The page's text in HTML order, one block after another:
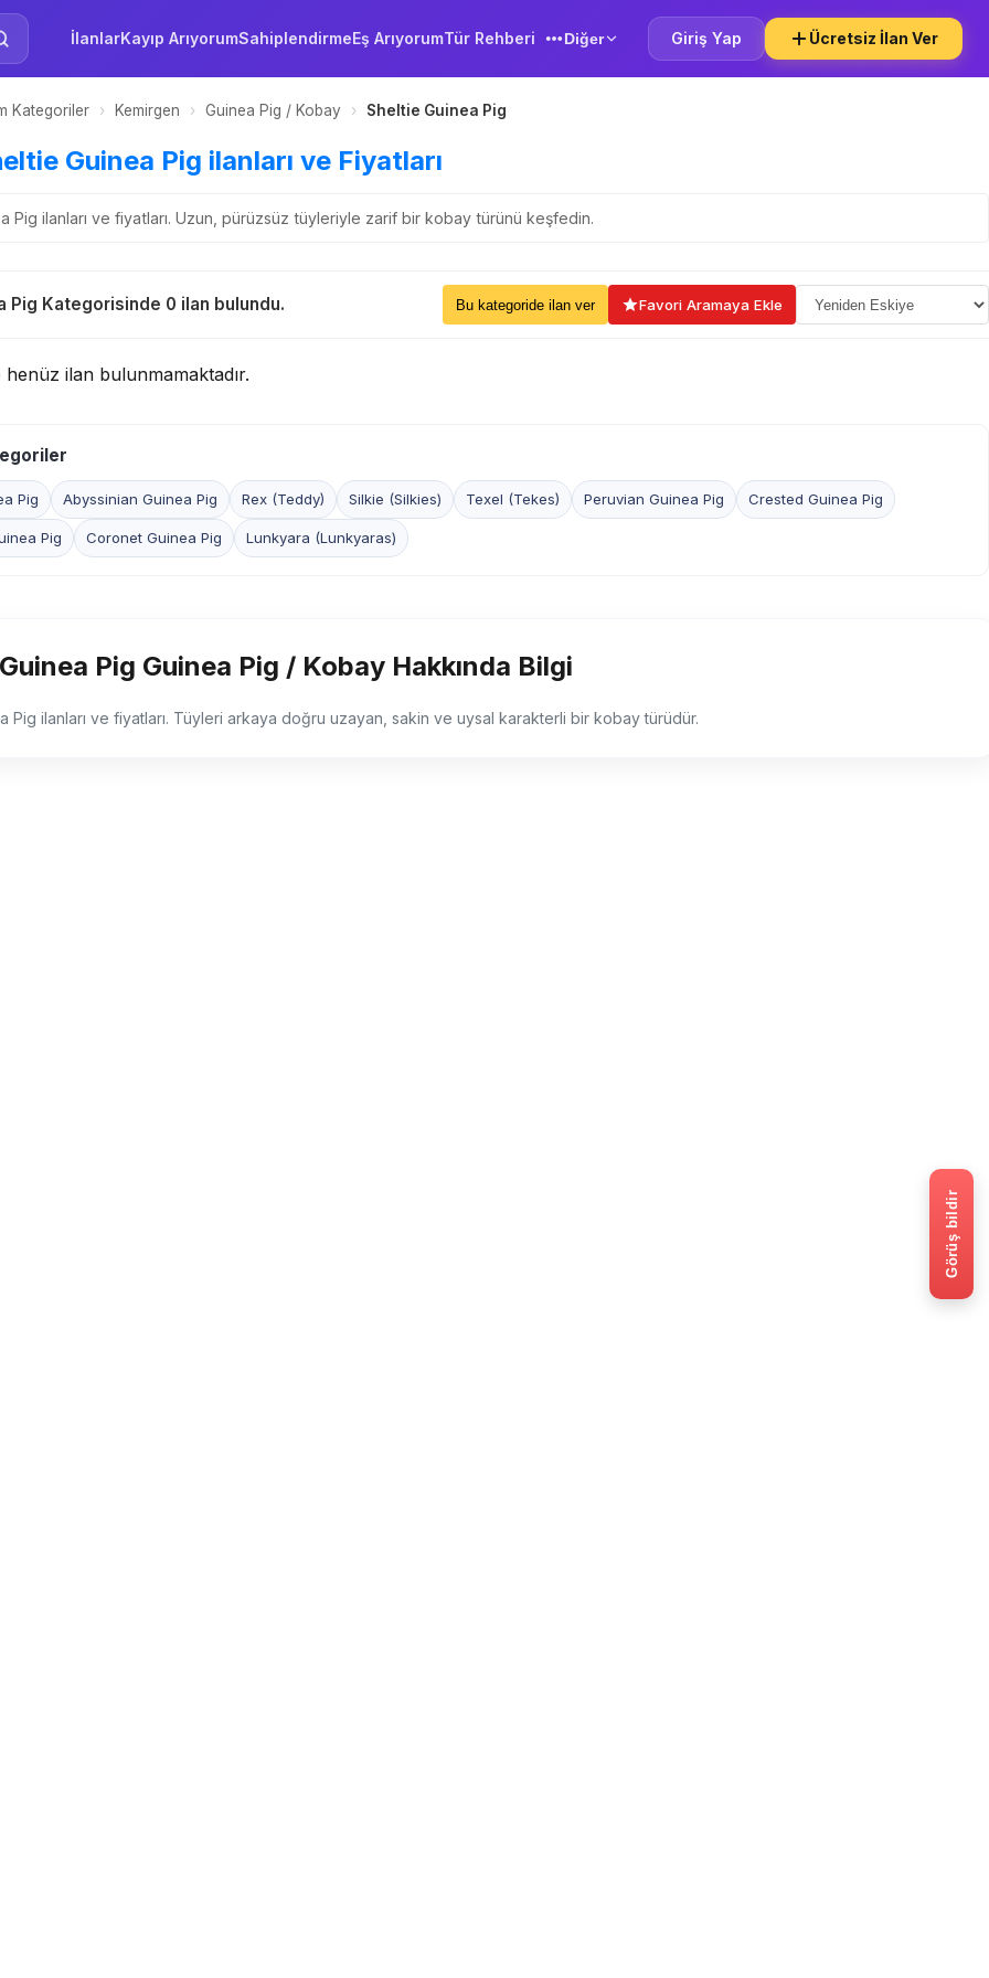
İlanlarKayıp ArıyorumSahiplendirmeEş ArıyorumTür Rehberi Diğer Giriş Yap Ücretsiz İlan Ver
Kategoriler › Kemirgen › Guinea Pig / Kobay › Sheltie Guinea Pig
Guinea Pig ilanları ve Fiyatları
Pig ilanları ve fiyatları. Uzun, pürüzsüz tüyleriyle zarif bir kobay türünü keşfedin.
Pig Kategorisinde 0 ilan bulundu. Bu kategoride ilan ver Favori Aramaya Ekle
Sıralama Seçin
ilan bulunmamaktadır.
Pig Abyssinian Guinea Pig Rex (Teddy) Silkie (Silkies) Texel (Tekes) Peruvian Guinea Pig Crested Guinea Pig
Pig Coronet Guinea Pig Lunkyara (Lunkyaras)
Pig Guinea Pig / Kobay Hakkında Bilgi
Pig ilanları ve fiyatları. Tüyleri arkaya doğru uzayan, sakin ve uysal karakterli bir kobay türüdür.
Görüş bildir